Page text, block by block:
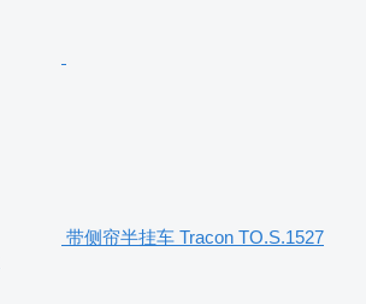
带侧帘半挂车 Tracon TO.S.1527